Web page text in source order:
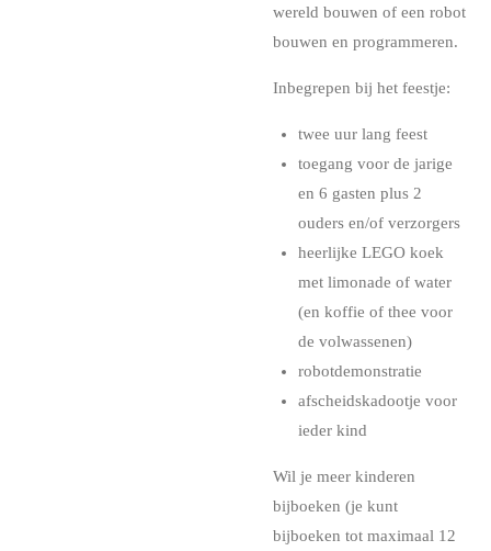
wereld bouwen of een robot
bouwen en programmeren.
Inbegrepen bij het feestje:
twee uur lang feest
toegang voor de jarige
en 6 gasten plus 2
ouders en/of verzorgers
heerlijke LEGO koek
met limonade of water
(en koffie of thee voor
de volwassenen)
robotdemonstratie
afscheidskadootje voor
ieder kind
Wil je meer kinderen
bijboeken (je kunt
bijboeken tot maximaal 12